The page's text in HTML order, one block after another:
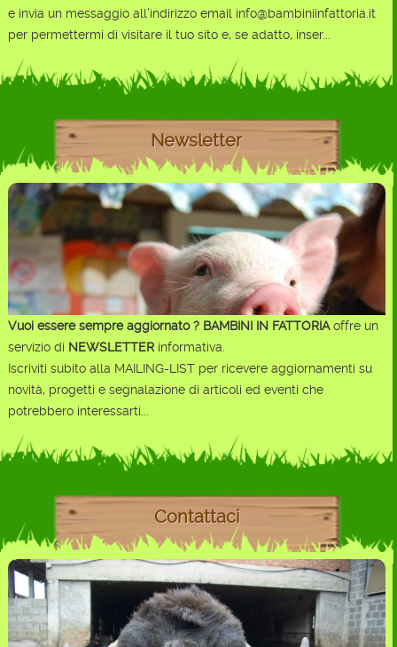
e invia un messaggio all'indirizzo email info@bambiniinfattoria.it
per permettermi di visitare il tuo sito e, se adatto, inser...
Newsletter
Vuoi essere sempre aggiornato ? BAMBINI IN FATTORIAoffre un
servizio di NEWSLETTERinformativa.
Iscriviti subito alla MAILING-LIST per ricevere aggiornamenti su
novità, progetti e segnalazione di articoli ed eventi che
potrebbero interessarti...
Contattaci